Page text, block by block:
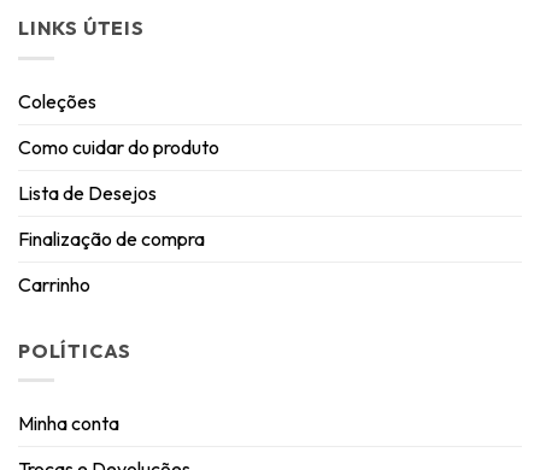
LINKS ÚTEIS
Coleções
Como cuidar do produto
Lista de Desejos
Finalização de compra
Carrinho
POLÍTICAS
Minha conta